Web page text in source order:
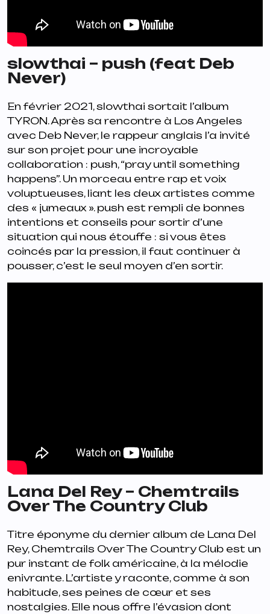
slowthai – push (feat Deb
Never)
En février 2021, slowthai sortait l’album
TYRON. Après sa rencontre à Los Angeles
avec Deb Never, le rappeur anglais l’a invité
sur son projet pour une incroyable
collaboration : push, “pray until something
happens”. Un morceau entre rap et voix
voluptueuses, liant les deux artistes comme
des « jumeaux ». push est rempli de bonnes
intentions et conseils pour sortir d’une
situation qui nous étouffe : si vous êtes
coincés par la pression, il faut continuer à
pousser, c’est le seul moyen d’en sortir.
Lana Del Rey – Chemtrails
Over The Country Club
Titre éponyme du dernier album de Lana Del
Rey, Chemtrails Over The Country Club est un
pur instant de folk américaine, à la mélodie
enivrante. L’artiste y raconte, comme à son
habitude, ses peines de cœur et ses
nostalgies. Elle nous offre l’évasion dont